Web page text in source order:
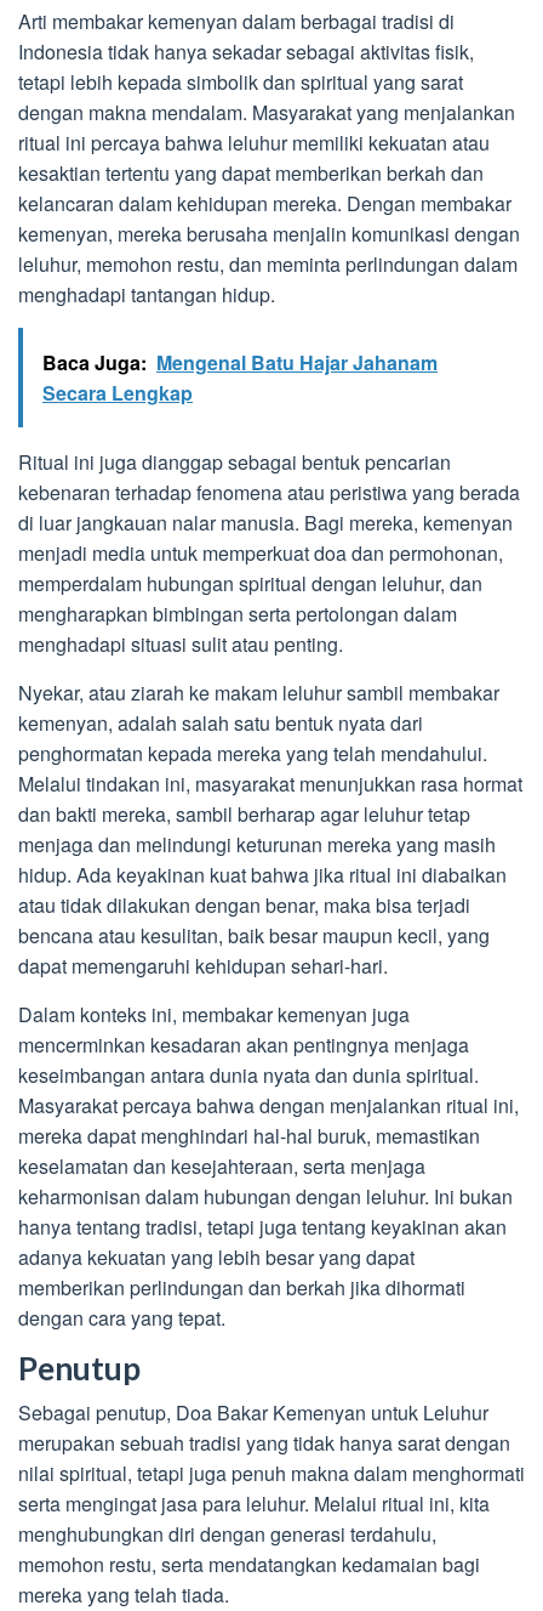
Arti membakar kemenyan dalam berbagai tradisi di
Indonesia tidak hanya sekadar sebagai aktivitas fisik,
tetapi lebih kepada simbolik dan spiritual yang sarat
dengan makna mendalam. Masyarakat yang menjalankan
ritual ini percaya bahwa leluhur memiliki kekuatan atau
kesaktian tertentu yang dapat memberikan berkah dan
kelancaran dalam kehidupan mereka. Dengan membakar
kemenyan, mereka berusaha menjalin komunikasi dengan
leluhur, memohon restu, dan meminta perlindungan dalam
menghadapi tantangan hidup.
Baca Juga: Mengenal Batu Hajar Jahanam
Secara Lengkap
Ritual ini juga dianggap sebagai bentuk pencarian
kebenaran terhadap fenomena atau peristiwa yang berada
di luar jangkauan nalar manusia. Bagi mereka, kemenyan
menjadi media untuk memperkuat doa dan permohonan,
memperdalam hubungan spiritual dengan leluhur, dan
mengharapkan bimbingan serta pertolongan dalam
menghadapi situasi sulit atau penting.
Nyekar, atau ziarah ke makam leluhur sambil membakar
kemenyan, adalah salah satu bentuk nyata dari
penghormatan kepada mereka yang telah mendahului.
Melalui tindakan ini, masyarakat menunjukkan rasa hormat
dan bakti mereka, sambil berharap agar leluhur tetap
menjaga dan melindungi keturunan mereka yang masih
hidup. Ada keyakinan kuat bahwa jika ritual ini diabaikan
atau tidak dilakukan dengan benar, maka bisa terjadi
bencana atau kesulitan, baik besar maupun kecil, yang
dapat memengaruhi kehidupan sehari-hari.
Dalam konteks ini, membakar kemenyan juga
mencerminkan kesadaran akan pentingnya menjaga
keseimbangan antara dunia nyata dan dunia spiritual.
Masyarakat percaya bahwa dengan menjalankan ritual ini,
mereka dapat menghindari hal-hal buruk, memastikan
keselamatan dan kesejahteraan, serta menjaga
keharmonisan dalam hubungan dengan leluhur. Ini bukan
hanya tentang tradisi, tetapi juga tentang keyakinan akan
adanya kekuatan yang lebih besar yang dapat
memberikan perlindungan dan berkah jika dihormati
dengan cara yang tepat.
Penutup
Sebagai penutup, Doa Bakar Kemenyan untuk Leluhur
merupakan sebuah tradisi yang tidak hanya sarat dengan
nilai spiritual, tetapi juga penuh makna dalam menghormati
serta mengingat jasa para leluhur. Melalui ritual ini, kita
menghubungkan diri dengan generasi terdahulu,
memohon restu, serta mendatangkan kedamaian bagi
mereka yang telah tiada.